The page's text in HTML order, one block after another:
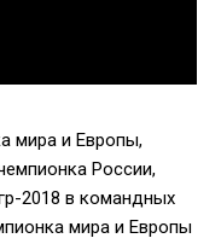
мира и Европы,
России,
2018 в командных
мира и Европы